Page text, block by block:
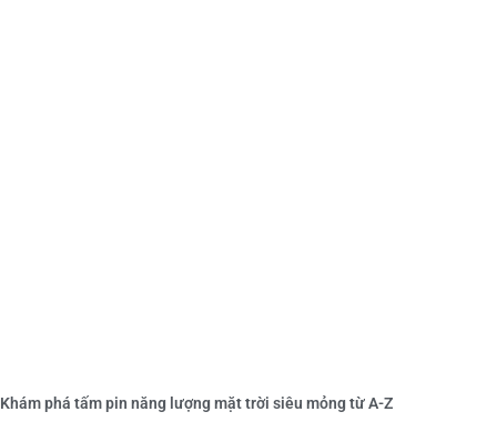
Khám phá tấm pin năng lượng mặt trời siêu mỏng từ A-Z